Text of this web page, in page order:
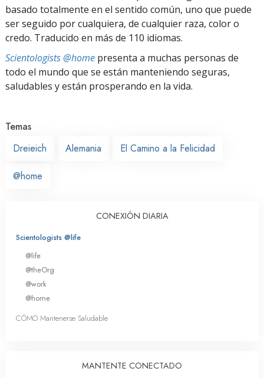
basado totalmente en el sentido común, uno que puede
ser seguido por cualquiera, de cualquier raza, color o
credo. Traducido en más de 110 idiomas.
Scientologists @home presenta a muchas personas de
todo el mundo que se están manteniendo seguras,
saludables y están prosperando en la vida.
Temas
Dreieich
Alemania El Camino a la Felicidad
@home
CONEXIÓN DIARIA
Scientologists @life
@life
@theOrg
@work
@home
CÓMO Mantenerse Saludable
MANTENTE CONECTADO